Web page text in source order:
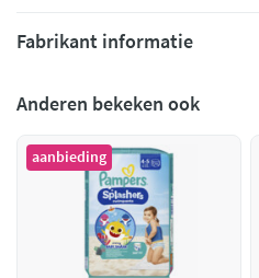
Fabrikant informatie
Anderen bekeken ook
aanbieding